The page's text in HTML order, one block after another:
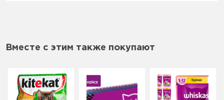
Вместе с этим также покупают